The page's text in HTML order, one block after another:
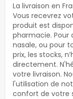
La livraison en
Vous recevrez
produit est
pharmacie. Pour
nasale, ou pour
prix, les stocks,
directement.
votre livraison.
l'utilisation de
confort de votre